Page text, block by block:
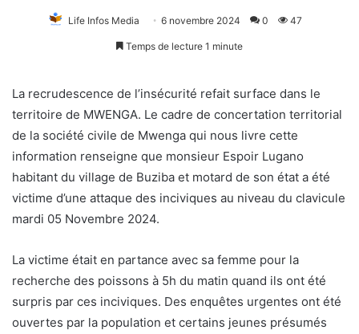
Life Infos Media 6 novembre 2024 0 47
Temps de lecture 1 minute
La recrudescence de l’insécurité refait surface dans le
territoire de MWENGA. Le cadre de concertation territorial
de la société civile de Mwenga qui nous livre cette
information renseigne que monsieur Espoir Lugano
habitant du village de Buziba et motard de son état a été
victime d’une attaque des inciviques au niveau du clavicule
mardi 05 Novembre 2024.
La victime était en partance avec sa femme pour la
recherche des poissons à 5h du matin quand ils ont été
surpris par ces inciviques. Des enquêtes urgentes ont été
ouvertes par la population et certains jeunes présumés